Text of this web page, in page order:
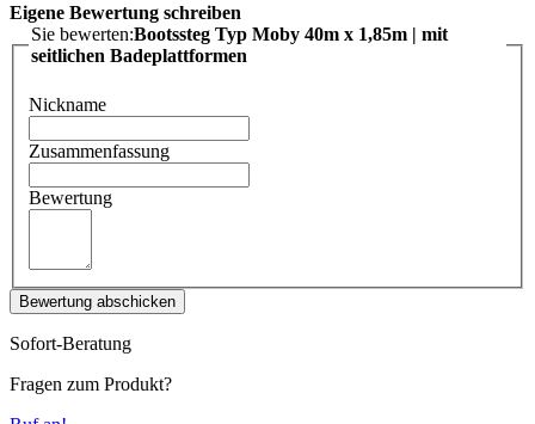
Eigene Bewertung schreiben
Sie bewerten:Bootssteg Typ Moby 40m x 1,85m | mit
seitlichen Badeplattformen
Nickname
Zusammenfassung
Bewertung
Bewertung abschicken
Sofort-Beratung
Fragen zum Produkt?